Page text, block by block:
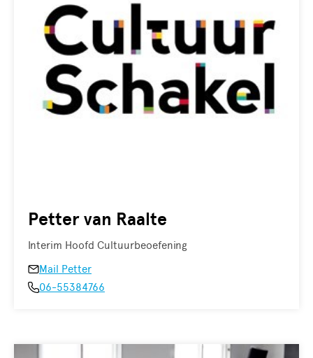
Petter van Raalte
Interim Hoofd Cultuurbeoefening
Mail Petter
06-55384766